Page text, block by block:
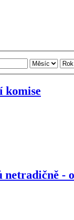
MŠ při
Sociální
Nusle
komise
-